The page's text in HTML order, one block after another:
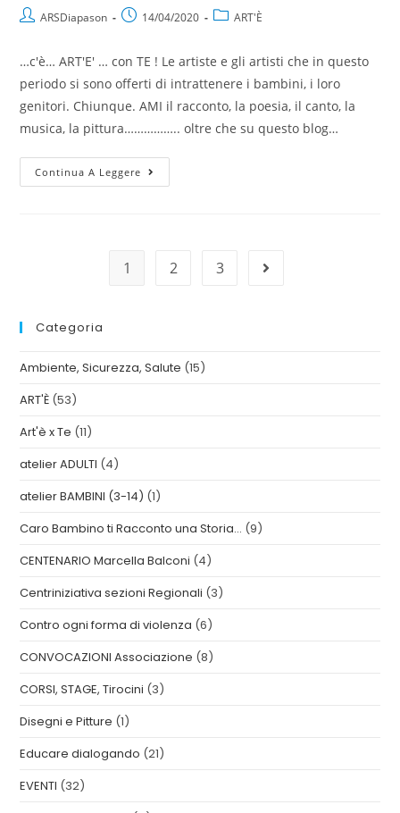
ARSDiapason 14/04/2020 ART'È
…c'è… ART'E' … con TE ! Le artiste e gli artisti che in questo
periodo si sono offerti di intrattenere i bambini, i loro
genitori. Chiunque. AMI il racconto, la poesia, il canto, la
musica, la pittura…………….. oltre che su questo blog…
Continua A Leggere
1 2 3
Categoria
Ambiente, Sicurezza, Salute (15)
ART'È (53)
Art'è x Te (11)
atelier ADULTI (4)
atelier BAMBINI (3-14) (1)
Caro Bambino ti Racconto una Storia… (9)
CENTENARIO Marcella Balconi (4)
Centriniziativa sezioni Regionali (3)
Contro ogni forma di violenza (6)
CONVOCAZIONI Associazione (8)
CORSI, STAGE, Tirocini (3)
Disegni e Pitture (1)
Educare dialogando (21)
EVENTI (32)